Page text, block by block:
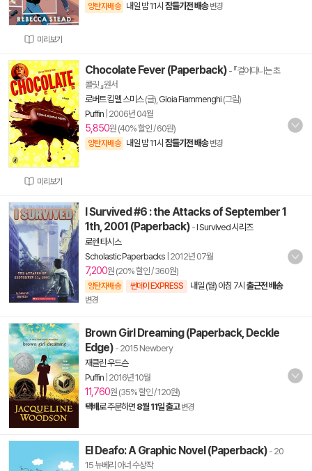
미리보기
양탄자배송 내일 밤 11시 잠들기전 배송 변경
미리보기
Chocolate Fever (Paperback) - 『걸어다니는 초
콜릿 』원서
로버트 킴멜 스미스(글), Gioia Fiammenghi (그림)
Puffin 2006년 04월
5,850원 (40% 할인 / 60원)
양탄자배송 내일 밤 11시 잠들기전 배송 변경
I Survived #6 : the Attacks of September 1
1th, 2001 (Paperback) -I Survived 시리즈
로렌 타시스
Scholastic Paperbacks 2012년 07월
7,200원 (20% 할인 / 360원)
양탄자배송 썬데이 EXPRESS 내일 (월) 아침 7시 출근전 배송
변경
Brown Girl Dreaming (Paperback, Deckle
Edge) - 2015 Newbery
재클린 우드슨
Puffin 2016년 10월
11,760원 (35% 할인 / 120원)
택배로 주문하면 8월 11일 출고 변경
El Deafo: A Graphic Novel (Paperback) - 20
15 뉴베리 아너 수상작